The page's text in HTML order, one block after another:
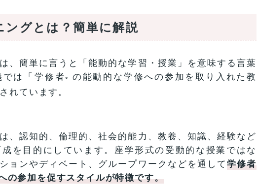
ングとは？簡単に解説
、簡単に言うと「能動的な学習・授業」を意味する言葉
では「​​学修者* の能動的な学修への参加を取り入れた教
れています。
、認知的、倫理的、社会的能力、教養、知識、経験など
を目的にしています。座学形式の受動的な授業ではな
ョンやディベート、グループワークなどを通して学修者
の参加を促すスタイルが特徴です。